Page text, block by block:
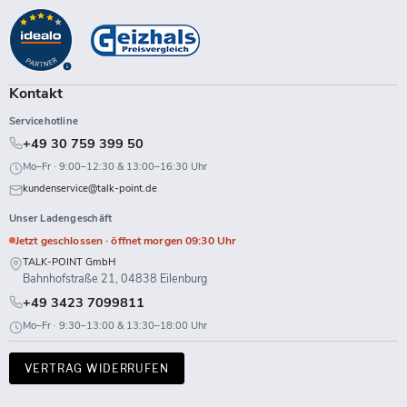
auf
Facebook
auf
Instagram
auf
LinkedIn
auf
TikTokTwitch
Kontakt
Servicehotline
+49 30 759 399 50
Mo–Fr · 9:00–12:30 & 13:00–16:30 Uhr
kundenservice@talk-point.de
Unser Ladengeschäft
Jetzt geschlossen · öffnet morgen 09:30 Uhr
TALK-POINT GmbH
Bahnhofstraße 21, 04838 Eilenburg
+49 3423 7099811
Mo–Fr · 9:30–13:00 & 13:30–18:00 Uhr
VERTRAG WIDERRUFEN